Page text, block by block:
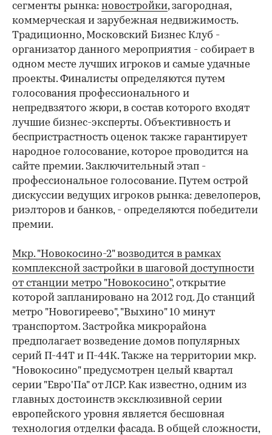
сегменты рынка: новостройки, загородная,
коммерческая и зарубежная недвижимость.
Традиционно, Московский Бизнес Клуб -
организатор данного мероприятия - собирает в
одном месте лучших игроков и самые удачные
проекты. Финалисты определяются путем
голосования профессионального и
непредвзятого жюри, в состав которого входят
лучшие бизнес-эксперты. Объективность и
беспристрастность оценок также гарантирует
народное голосование, которое проводится на
сайте премии. Заключительный этап -
профессиональное голосование. Путем острой
дискуссии ведущих игроков рынка: девелоперов,
риэлторов и банков, - определяются победители
премии.
Мкр. "Новокосино-2" возводится в рамках
комплексной застройки в шаговой доступности
от станции метро "Новокосино", открытие
которой запланировано на 2012 год. До станций
метро "Новогиреево", "Выхино" 10 минут
транспортом. Застройка микрорайона
предполагает возведение домов популярных
серий П-44Т и П-44К. Также на территории мкр.
"Новокосино" предусмотрен целый квартал
серии "Евро'Па" от ЛСР. Как известно, одним из
главных достоинств эксклюзивной серии
европейского уровня является бесшовная
технология отделки фасада. В общей сложности,